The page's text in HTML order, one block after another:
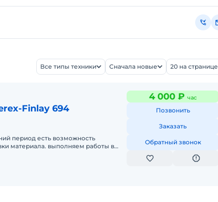
Все типы техники Сначала новые 20 на странице
Finlay 694
период есть возможность
материала. выполняем работы в
4 000 ₽ час
Позвонить
Заказать
Обратный звонок